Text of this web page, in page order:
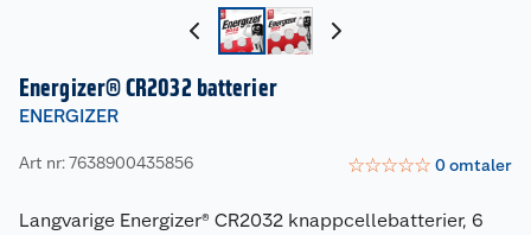
Energizer® CR2032 batterier
ENERGIZER
Art nr: 7638900435856 ☆☆☆☆☆ 0omtaler
Langvarige Energizer® CR2032 knappcellebatterier, 6